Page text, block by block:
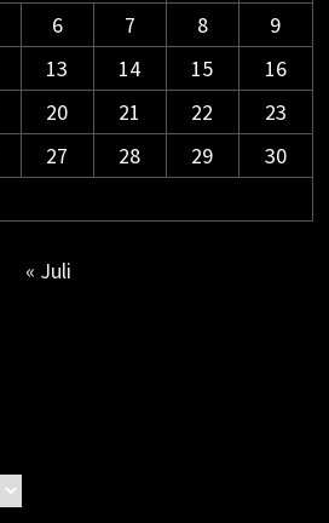
6 7 8
9
13 14 15
16
20 21 22
23
27 28 29
30
« Juli